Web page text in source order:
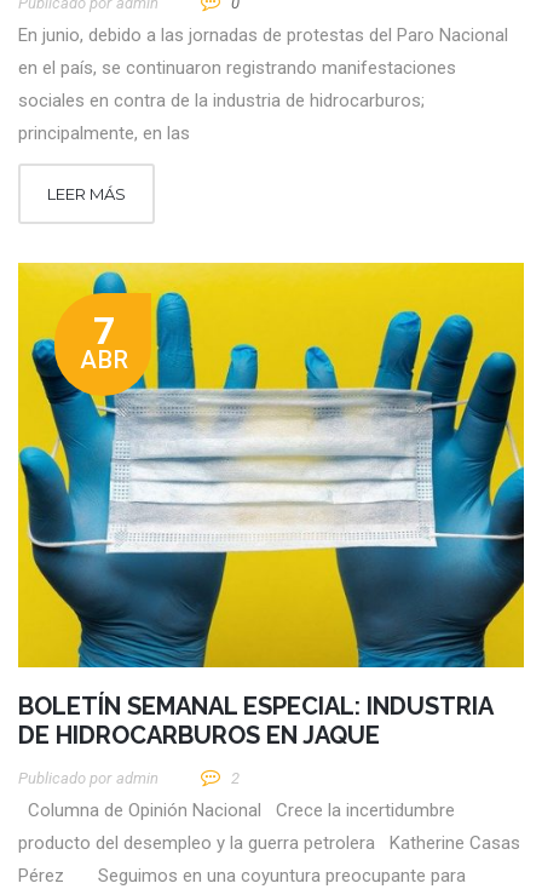
En junio, debido a las jornadas de protestas del Paro Nacional
en el país, se continuaron registrando manifestaciones
sociales en contra de la industria de hidrocarburos;
principalmente, en las
LEER MÁS
7
ABR
BOLETÍN SEMANAL ESPECIAL: INDUSTRIA
DE HIDROCARBUROS EN JAQUE
Publicado por Admin 2
Columna de Opinión Nacional Crece la incertidumbre
producto del desempleo y la guerra petrolera Katherine Casas
Pérez Seguimos en una coyuntura preocupante para